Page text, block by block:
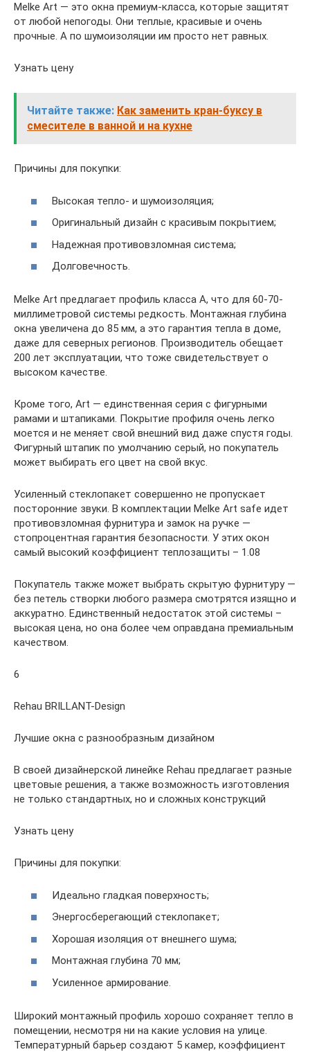
Melke Art — это окна премиум-класса, которые защитят
от любой непогоды. Они теплые, красивые и очень
прочные. А по шумоизоляции им просто нет равных.
Узнать цену
Читайте также: Как заменить кран-буксу в
смесителе в ванной и на кухне
Причины для покупки:
Высокая тепло- и шумоизоляция;
Оригинальный дизайн с красивым покрытием;
Надежная противовзломная система;
Долговечность.
Melke Art предлагает профиль класса А, что для 60-70-
миллиметровой системы редкость. Монтажная глубина
окна увеличена до 85 мм, а это гарантия тепла в доме,
даже для северных регионов. Производитель обещает
200 лет эксплуатации, что тоже свидетельствует о
высоком качестве.
Кроме того, Art — единственная серия с фигурными
рамами и штапиками. Покрытие профиля очень легко
моется и не меняет свой внешний вид даже спустя годы.
Фигурный штапик по умолчанию серый, но покупатель
может выбирать его цвет на свой вкус.
Усиленный стеклопакет совершенно не пропускает
посторонние звуки. В комплектации Melke Art safe идет
противовзломная фурнитура и замок на ручке —
стопроцентная гарантия безопасности. У этих окон
самый высокий коэффициент теплозащиты – 1.08
Покупатель также может выбрать скрытую фурнитуру —
без петель створки любого размера смотрятся изящно и
аккуратно. Единственный недостаток этой системы –
высокая цена, но она более чем оправдана премиальным
качеством.
6
Rehau BRILLANT-Design
Лучшие окна с разнообразным дизайном
В своей дизайнерской линейке Rehau предлагает разные
цветовые решения, а также возможность изготовления
не только стандартных, но и сложных конструкций
Узнать цену
Причины для покупки:
Идеально гладкая поверхность;
Энергосберегающий стеклопакет;
Хорошая изоляция от внешнего шума;
Монтажная глубина 70 мм;
Усиленное армирование.
Широкий монтажный профиль хорошо сохраняет тепло в
помещении, несмотря ни на какие условия на улице.
Температурный барьер создают 5 камер, коэффициент